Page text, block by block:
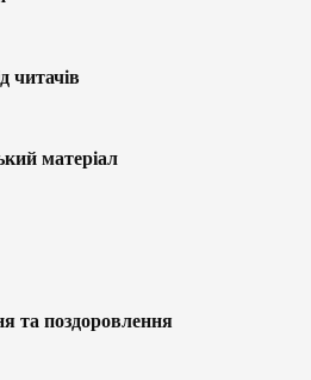
читачів
матеріал
та поздоровлення